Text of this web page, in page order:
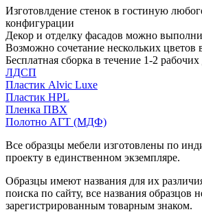
Изготовлдение стенок в гостиную
конфигурации
Декор и отделку фасадов можно
Возможно сочетание нескольких цветов
Бесплатная сборка в течение 1-2
ЛДСП
Пластик Alvic Luxe
Пластик HPL
Пленка ПВХ
Полотно АГТ (МДФ)
Все образцы мебели изготовлены по
проекту в единственном экземпляре.
Образцы имеют названия для их
поиска по сайту, все названия образцов
зарегистрированным товарным знаком.